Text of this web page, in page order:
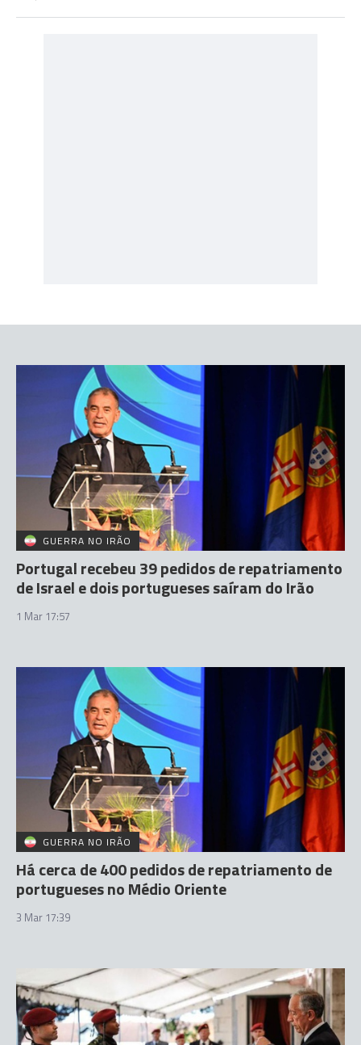
GUERRA NO IRÃO
Portugal recebeu 39 pedidos de repatriamento
de Israel e dois portugueses saíram do Irão
1 Mar 17:57
GUERRA NO IRÃO
Há cerca de 400 pedidos de repatriamento de
portugueses no Médio Oriente
3 Mar 17:39